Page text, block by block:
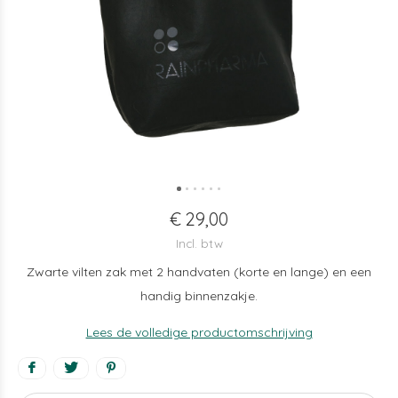
€ 29,00
Incl. btw
Zwarte vilten zak met 2 handvaten (korte en lange) en een
handig binnenzakje.
Lees de volledige productomschrijving